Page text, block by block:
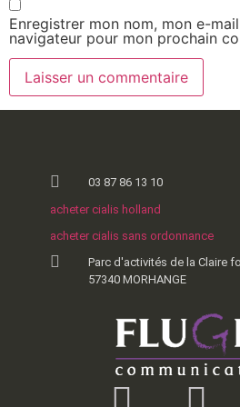
Enregistrer mon nom, mon e-
navigateur pour mon prochain
03 87 86 13 10
acheter cialis holland
acheter cialis sans ordonnance
Parc d'activités de la Claire
57340 MORHANGE